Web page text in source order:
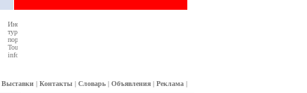
Выставки | Контакты | Словарь | Объявления | Реклама |